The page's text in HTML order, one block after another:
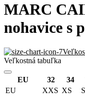
MARC
nohavice s
Veľkostná tabuľka
EU 32 34
EU
XXS XS S